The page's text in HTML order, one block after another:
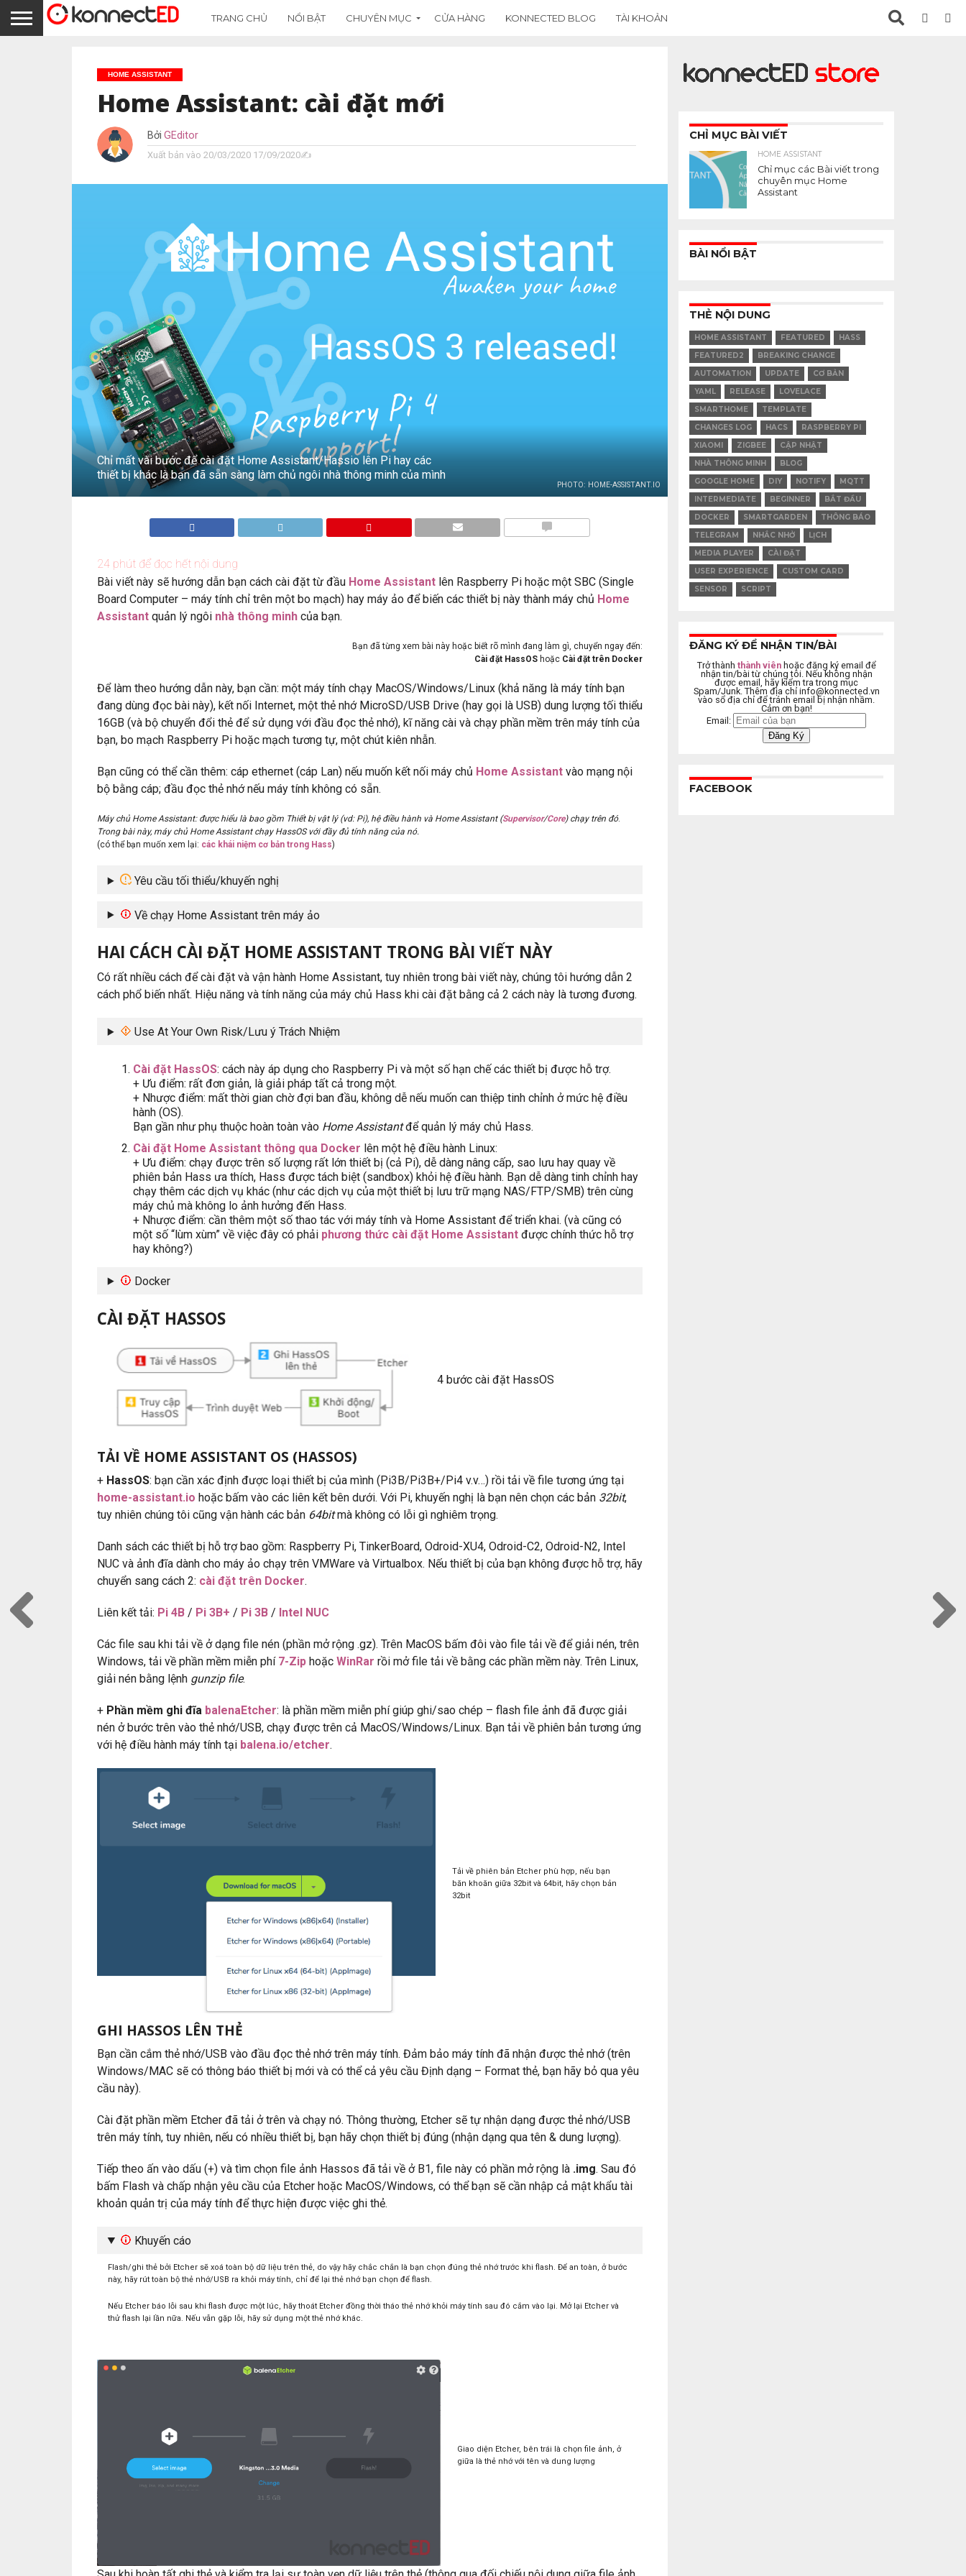
TRANG CHỦ NỔI BẬT CHUYÊN MỤC CỬA HÀNG KONNECTED BLOG TÀI KHOẢN
HOME ASSISTANT
Home Assistant: cài đặt mới
Bởi GEditor
Xuất bản vào 20/03/202017/09/2020✍
Chỉ mất vài bước để cài đặt Home Assistant/Hassio lên Pi hay các
thiết bị khác là bạn đã sẵn sàng làm chủ ngôi nhà thông minh của mình
PHOTO: HOME-ASSISTANT.IO
24phút để đọc hết nội dung
Bài viết này sẽ hướng dẫn bạn cách cài đặt từ đầu Home Assistantlên Raspberry Pi hoặc một SBC (Single
Board Computer – máy tính chỉ trên một bo mạch) hay máy ảo để biến các thiết bị này thành máy chủ Home
Assistantquản lý ngôi nhà thông minhcủa bạn.
Bạn đã từng xem bài này hoặc biết rõ mình đang làm gì, chuyển ngay đến:
Cài đặt HassOS hoặc Cài đặt trên Docker
Để làm theo hướng dẫn này, bạn cần: một máy tính chạy MacOS/Windows/Linux (khả năng là máy tính bạn
đang dùng đọc bài này), kết nối Internet, một thẻ nhớ MicroSD/USB Drive (hay gọi là USB) dung lượng tối thiểu
16GB (và bộ chuyển đổi thẻ để sử dụng với đầu đọc thẻ nhớ), kĩ năng cài và chạy phần mềm trên máy tính của
bạn, bo mạch Raspberry Pi hoặc mạch tương tự, một chút kiên nhẫn.
Bạn cũng có thể cần thêm: cáp ethernet (cáp Lan) nếu muốn kết nối máy chủ Home Assistantvào mạng nội
bộ bằng cáp; đầu đọc thẻ nhớ nếu máy tính không có sẵn.
Máy chủ Home Assistant: được hiểu là bao gồm Thiết bị vật lý (vd: Pi), hệ điều hành và Home Assistant (Supervisor/Core) chạy trên đó.
Trong bài này, máy chủ Home Assistant chạy HassOS với đầy đủ tính năng của nó.
(có thể bạn muốn xem lại: các khái niệm cơ bản trong Hass)
Yêu cầu tối thiểu/khuyến nghị
Về chạy Home Assistant trên máy ảo
HAI CÁCH CÀI ĐẶT HOME ASSISTANT TRONG BÀI VIẾT NÀY
Có rất nhiều cách để cài đặt và vận hành Home Assistant, tuy nhiên trong bài viết này, chúng tôi hướng dẫn 2
cách phổ biến nhất. Hiệu năng và tính năng của máy chủ Hass khi cài đặt bằng cả 2 cách này là tương đương.
Use At Your Own Risk/Lưu ý Trách Nhiệm
Cài đặt HassOS: cách này áp dụng cho Raspberry Pi và một số hạn chế các thiết bị được hỗ trợ.
+ Ưu điểm: rất đơn giản, là giải pháp tất cả trong một.
+ Nhược điểm: mất thời gian chờ đợi ban đầu, không dễ nếu muốn can thiệp tinh chỉnh ở mức hệ điều
hành (OS).
Bạn gần như phụ thuộc hoàn toàn vào Home Assistantđể quản lý máy chủ Hass.
Cài đặt Home Assistant thông qua Docker lên một hệ điều hành Linux:
+ Ưu điểm: chạy được trên số lượng rất lớn thiết bị (cả Pi), dễ dàng nâng cấp, sao lưu hay quay về
phiên bản Hass ưa thích, Hass được tách biệt (sandbox) khỏi hệ điều hành. Bạn dễ dàng tinh chỉnh hay
chạy thêm các dịch vụ khác (như các dịch vụ của một thiết bị lưu trữ mạng NAS/FTP/SMB) trên cùng
máy chủ mà không lo ảnh hưởng đến Hass.
+ Nhược điểm: cần thêm một số thao tác với máy tính và Home Assistant để triển khai. (và cũng có
một số “lùm xùm” về việc đây có phải phương thức cài đặt Home Assistantđược chính thức hỗ trợ
hay không?)
Docker
CÀI ĐẶT HASSOS
4 bước cài đặt HassOS
TẢI VỀ HOME ASSISTANT OS (HASSOS)
+ HassOS: bạn cần xác định được loại thiết bị của mình (Pi3B/Pi3B+/Pi4 v.v…) rồi tải về file tương ứng tại
home-assistant.io hoặc bấm vào các liên kết bên dưới. Với Pi, khuyến nghị là bạn nên chọn các bản 32bit,
tuy nhiên chúng tôi cũng vận hành các bản 64bitmà không có lỗi gì nghiêm trọng.
Danh sách các thiết bị hỗ trợ bao gồm: Raspberry Pi, TinkerBoard, Odroid-XU4, Odroid-C2, Odroid-N2, Intel
NUC và ảnh đĩa dành cho máy ảo chạy trên VMWare và Virtualbox. Nếu thiết bị của bạn không được hỗ trợ, hãy
chuyển sang cách 2: cài đặt trên Docker.
Liên kết tải: Pi 4B/ Pi 3B+ / Pi 3B/ Intel NUC
Các file sau khi tải về ở dạng file nén (phần mở rộng .gz). Trên MacOS bấm đôi vào file tải về để giải nén, trên
Windows, tải về phần mềm miễn phí 7-Ziphoặc WinRar rồi mở file tải về bằng các phần mềm này. Trên Linux,
giải nén bằng lệnh gunzip file.
+ Phần mềm ghi đĩa balenaEtcher: là phần mềm miễn phí giúp ghi/sao chép – flash file ảnh đã được giải
nén ở bước trên vào thẻ nhớ/USB, chạy được trên cả MacOS/Windows/Linux. Bạn tải về phiên bản tương ứng
với hệ điều hành máy tính tại balena.io/etcher.
Tải về phiên bản Etcher phù hợp, nếu bạn
băn khoăn giữa 32bit và 64bit, hãy chọn bản
32bit
GHI HASSOS LÊN THẺ
Bạn cần cắm thẻ nhớ/USB vào đầu đọc thẻ nhớ trên máy tính. Đảm bảo máy tính đã nhận được thẻ nhớ (trên
Windows/MAC sẽ có thông báo thiết bị mới và có thể cả yêu cầu Định dạng – Format thẻ, bạn hãy bỏ qua yêu
cầu này).
Cài đặt phần mềm Etcher đã tải ở trên và chạy nó. Thông thường, Etcher sẽ tự nhận dạng được thẻ nhớ/USB
trên máy tính, tuy nhiên, nếu có nhiều thiết bị, bạn hãy chọn thiết bị đúng (nhận dạng qua tên & dung lượng).
Tiếp theo ấn vào dấu (+) và tìm chọn file ảnh Hassos đã tải về ở B1, file này có phần mở rộng là .img. Sau đó
bấm Flash và chấp nhận yêu cầu của Etcher hoặc MacOS/Windows, có thể bạn sẽ cần nhập cả mật khẩu tài
khoản quản trị của máy tính để thực hiện được việc ghi thẻ.
Khuyến cáo
Flash/ghi thẻ bởi Etcher sẽ xoá toàn bộ dữ liệu trên thẻ, do vậy hãy chắc chắn là bạn chọn đúng thẻ nhớ trước khi flash. Để an toàn, ở bước
này, hãy rút toàn bộ thẻ nhớ/USB ra khỏi máy tính, chỉ để lại thẻ nhớ bạn chọn để flash.
Nếu Etcher báo lỗi sau khi flash được một lúc, hãy thoát Etcher đồng thời tháo thẻ nhớ khỏi máy tính sau đó cắm vào lại. Mở lại Etcher và
thử flash lại lần nữa. Nếu vẫn gặp lỗi, hãy sử dụng một thẻ nhớ khác.
Giao diện Etcher, bên trái là chọn file ảnh, ở
giữa là thẻ nhớ với tên và dung lượng
CHỈ MỤC BÀI VIẾT
HOME ASSISTANT
Chỉ mục các Bài viết trong
chuyên mục Home
Assistant
BÀI NỔI BẬT
THẺ NỘI DUNG
HOME ASSISTANT FEATURED
HASS
FEATURED2
BREAKING CHANGE
AUTOMATION
UPDATE
CƠ BẢN
YAML
RELEASE
LOVELACE
SMARTHOME
TEMPLATE
CHANGES LOG
HACS
RASPBERRY PI
XIAOMI
ZIGBEE
CẬP NHẬT
NHÀ THÔNG MINH
BLOG
GOOGLE HOME
DIY NOTIFY
MQTT
INTERMEDIATE
BEGINNER
BẮT ĐẦU
DOCKER
SMARTGARDEN
THÔNG BÁO
TELEGRAM
NHẮC NHỞ
LỊCH
MEDIA PLAYER
CÀI ĐẶT
USER EXPERIENCE
CUSTOM CARD
SENSOR
SCRIPT
ĐĂNG KÝ ĐỂ NHẬN TIN/BÀI
Trở thành thành viênhoặc đăng ký email để
nhận tin/bài từ chúng tôi. Nếu không nhận
được email, hãy kiểm tra trong mục
Spam/Junk. Thêm địa chỉ info@konnected.vn
vào sổ địa chỉ để tránh email bị nhận nhầm.
Cảm ơn bạn!
Email:
FACEBOOK